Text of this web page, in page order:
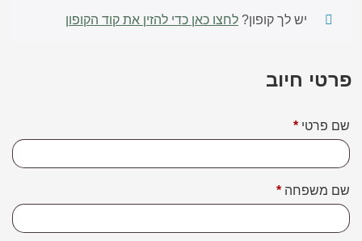
יש לך קופון? לחצו כאן כדי להזין את קוד הקופון
פרטי חיוב‫
שם פרטי *
שם משפחה *